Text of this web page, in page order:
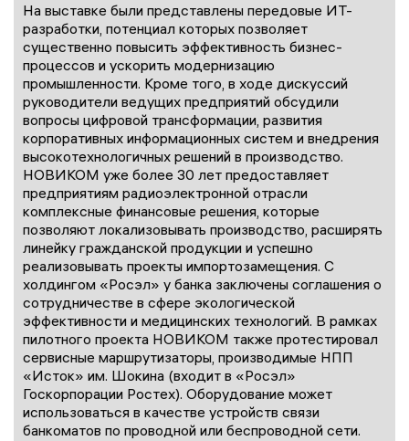
На выставке были представлены передовые ИТ-
разработки, потенциал которых позволяет
существенно повысить эффективность бизнес-
процессов и ускорить модернизацию
промышленности. Кроме того, в ходе дискуссий
руководители ведущих предприятий обсудили
вопросы цифровой трансформации, развития
корпоративных информационных систем и внедрения
высокотехнологичных решений в производство.
НОВИКОМ уже более 30 лет предоставляет
предприятиям радиоэлектронной отрасли
комплексные финансовые решения, которые
позволяют локализовывать производство, расширять
линейку гражданской продукции и успешно
реализовывать проекты импортозамещения. С
холдингом «Росэл» у банка заключены соглашения о
сотрудничестве в сфере экологической
эффективности и медицинских технологий. В рамках
пилотного проекта НОВИКОМ также протестировал
сервисные маршрутизаторы, производимые НПП
«Исток» им. Шокина (входит в «Росэл»
Госкорпорации Ростех). Оборудование может
использоваться в качестве устройств связи
банкоматов по проводной или беспроводной сети.